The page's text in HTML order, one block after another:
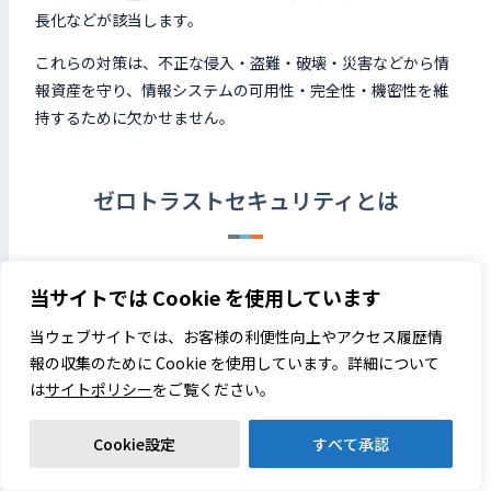
当サイトでは Cookie を使用しています
当ウェブサイトでは、お客様の利便性向上やアクセス履歴情
報の収集のために Cookie を使用しています。詳細について
はサイトポリシーをご覧ください。
Cookie設定 すべて承認
長化などが該当します。
これらの対策は、不正な侵入・盗難・破壊・災害などから情
報資産を守り、情報システムの可用性・完全性・機密性を維
持するために欠かせません。
ゼロトラストセキュリティとは